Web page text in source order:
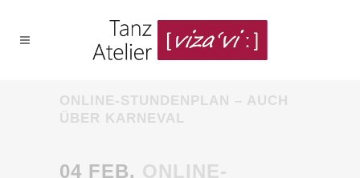
ONLINE-STUNDENPLAN – AUCH
ÜBER KARNEVAL
04 FEB. ONLINE-